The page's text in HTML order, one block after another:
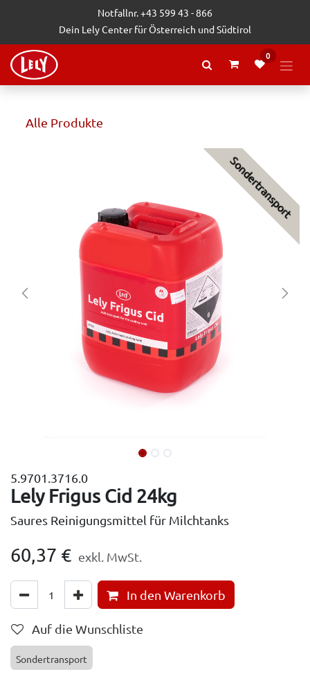
Zum Inhalt springenNotfallnr. +43 599 43 - 866
Dein Lely Center für Österreich und Südtirol
0
Alle Produkte
Sondertransport
5.9701.3716.0
Lely Frigus Cid 24kg
Saures Reinigungsmittel für Milchtanks
60,37 € exkl. MwSt.
In den Warenkorb
Auf die Wunschliste
Sondertransport